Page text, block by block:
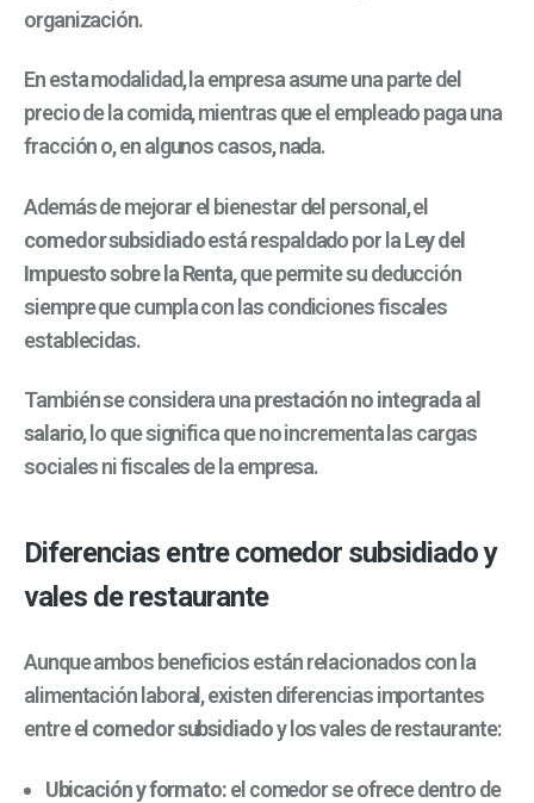
organización.
En esta modalidad, la empresa asume una parte del
precio de la comida, mientras que el empleado paga una
fracción o, en algunos casos, nada.
Además de mejorar el bienestar del personal, el
comedor subsidiadoestá respaldado por laLey del
Impuesto sobre la Renta, que permite su deducción
siempre que cumpla con las condiciones fiscales
establecidas.
También se considera unaprestación no integrada al
salario, lo que significa que no incrementa las cargas
sociales ni fiscales de la empresa.
Diferencias entre comedor subsidiado y
vales de restaurante
Aunque ambos beneficios están relacionados con la
alimentación laboral, existen diferencias importantes
entre el comedor subsidiadoy los vales de restaurante:
Ubicación y formato:el comedor se ofrece dentro de